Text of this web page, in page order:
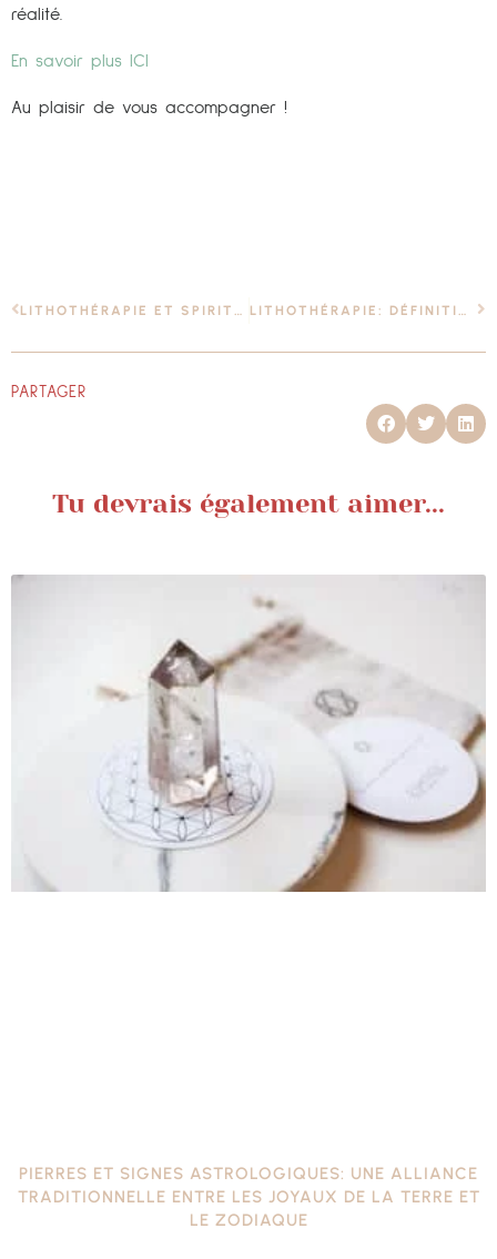
réalité.
En savoir plus ICI
Au plaisir de vous accompagner !
PARTAGER
Tu devrais également aimer...
PIERRES ET SIGNES ASTROLOGIQUES: UNE ALLIANCE
TRADITIONNELLE ENTRE LES JOYAUX DE LA TERRE ET
LE ZODIAQUE